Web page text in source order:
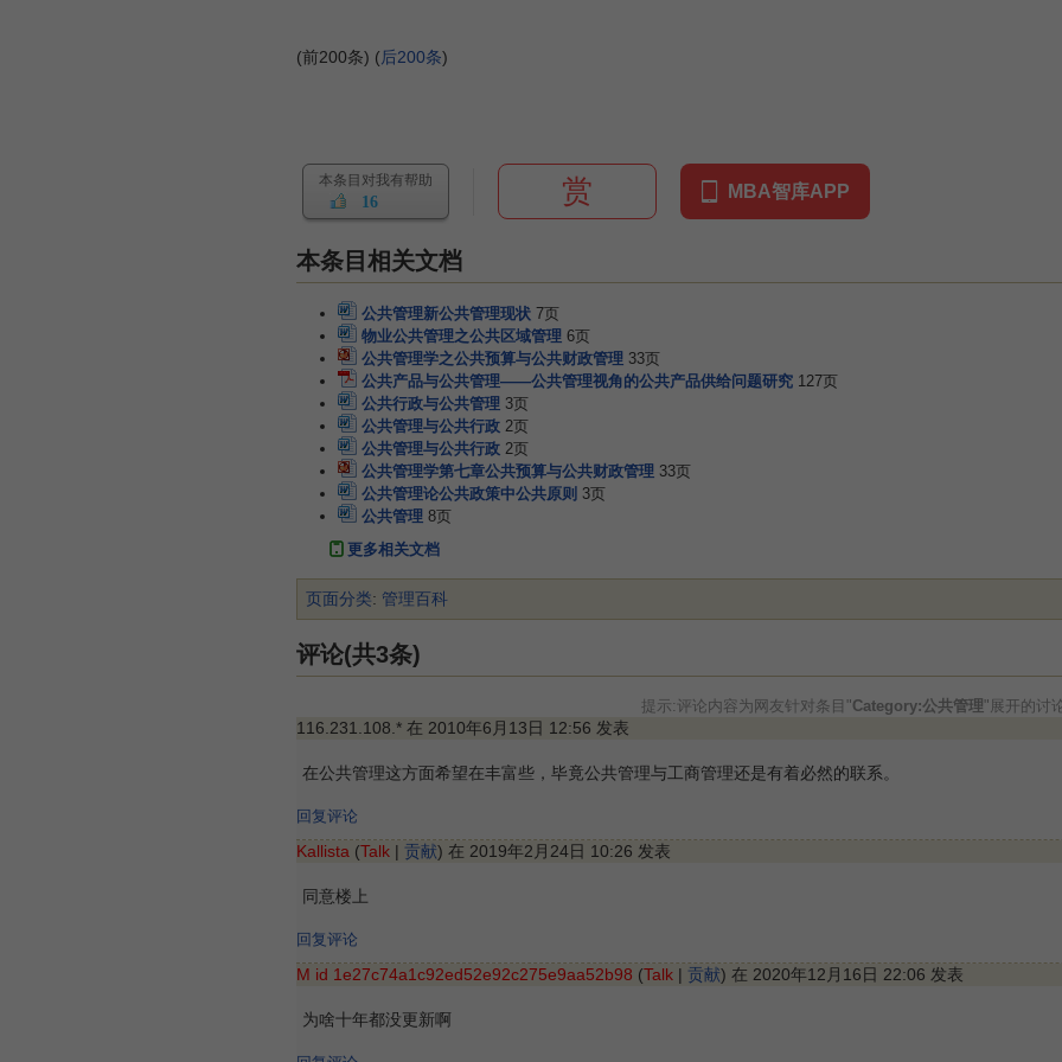
(前200条) (后200条)
本条目对我有帮助
16 赏 MBA智库APP
本条目相关文档
公共管理新公共管理现状 7页
物业公共管理之公共区域管理 6页
公共管理学之公共预算与公共财政管理 33页
公共产品与公共管理——公共管理视角的公共产品供给问题研究 127页
公共行政与公共管理 3页
公共管理与公共行政 2页
公共管理与公共行政 2页
公共管理学第七章公共预算与公共财政管理 33页
公共管理论公共政策中公共原则 3页
公共管理 8页
更多相关文档
页面分类: 管理百科
评论(共3条)
提示:评论内容为网友针对条目"Category:公共管理"展开的讨
116.231.108.* 在 2010年6月13日 12:56 发表
在公共管理这方面希望在丰富些，毕竟公共管理与工商管理还是有着必然的联系。
回复评论
Kallista (Talk | 贡献) 在 2019年2月24日 10:26 发表
同意楼上
回复评论
M id 1e27c74a1c92ed52e92c275e9aa52b98 (Talk | 贡献) 在 2020年12月16日 22:06 发表
为啥十年都没更新啊